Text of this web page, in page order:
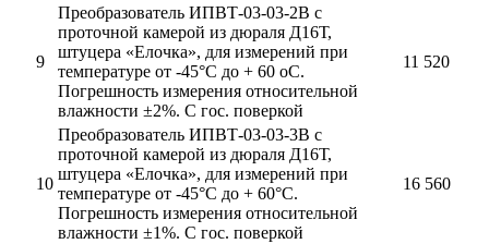
9
Преобразователь ИПВТ-03-03-2В с
проточной камерой из дюраля Д16Т,
штуцера «Елочка», для измерений при
температуре от -45°С до + 60 оС.
Погрешность измерения относительной
влажности ±2%. С гос. поверкой
11 520
10
Преобразователь ИПВТ-03-03-3В с
проточной камерой из дюраля Д16Т,
штуцера «Елочка», для измерений при
температуре от -45°С до + 60°С.
Погрешность измерения относительной
влажности ±1%. С гос. поверкой
16 560